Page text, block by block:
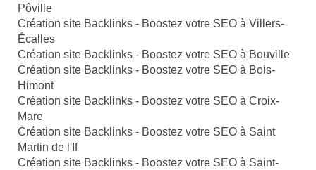
Pôville
Création site Backlinks - Boostez votre SEO à Villers-
Écalles
Création site Backlinks - Boostez votre SEO à Bouville
Création site Backlinks - Boostez votre SEO à Bois-
Himont
Création site Backlinks - Boostez votre SEO à Croix-
Mare
Création site Backlinks - Boostez votre SEO à Saint
Martin de l'If
Création site Backlinks - Boostez votre SEO à Saint-